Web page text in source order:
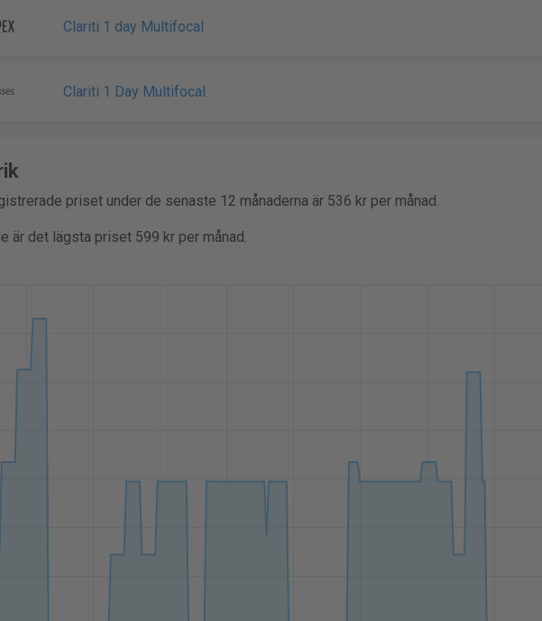
Clariti 1 day Multifocal
Clariti 1 Day Multifocal
priset under de senaste 12 månaderna är 536 kr per månad.
är det lägsta priset 599 kr per månad.